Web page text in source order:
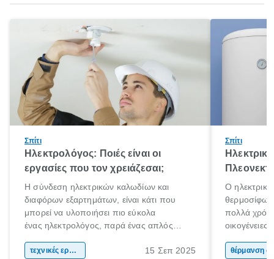
Σπίτι
Ηλεκτρολόγος: Ποιές είναι οι
εργασίες που τον χρειάζεσαι;
Η σύνδεση ηλεκτρικών καλωδίων και
διαφόρων εξαρτημάτων, είναι κάτι που
μπορεί να υλοποιήσει πιο εύκολα
ένας ηλεκτρολόγος, παρά ένας απλός
περίπλοκα και επικίνδυνα. Αν έχεις στο νου
τεχνικές εργασίες 15 Σεπ 2025
Σπίτι
Ο
πολλά
θέρμανσης